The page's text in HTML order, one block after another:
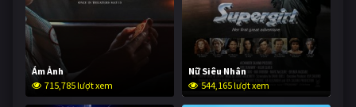
Ám Ảnh
715,785 lượt xem
Nữ Siêu Nhân
544,165 lượt xem